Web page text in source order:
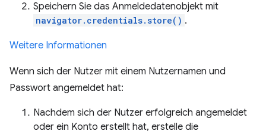
Speichern Sie das Anmeldedatenobjekt mit
navigator.credentials.store() .
Weitere Informationen
Wenn sich der Nutzer mit einem Nutzernamen und
Passwort angemeldet hat:
Nachdem sich der Nutzer erfolgreich angemeldet
oder ein Konto erstellt hat, erstelle die